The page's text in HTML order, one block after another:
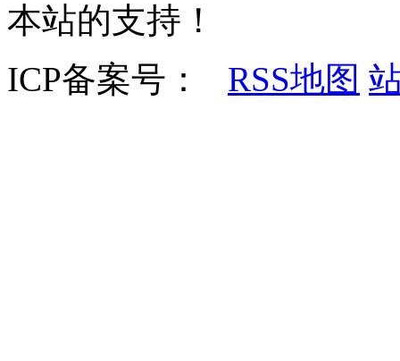
本站的支持！
ICP备案号：
RSS地图